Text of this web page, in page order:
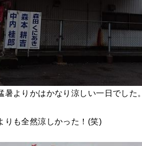
よりかはかなり涼しい一日でした。
りも全然涼しかった！(笑)